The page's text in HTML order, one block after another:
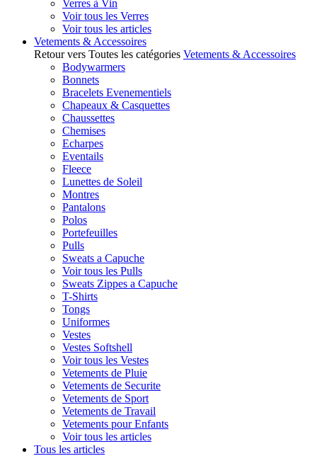
Verres à Vin
Voir tous les Verres
Voir tous les articles
Vetements & Accessoires
Retour vers Toutes les catégories Vetements & Accessoires
Bodywarmers
Bonnets
Bracelets Evenementiels
Chapeaux & Casquettes
Chaussettes
Chemises
Echarpes
Eventails
Fleece
Lunettes de Soleil
Montres
Pantalons
Polos
Portefeuilles
Pulls
Sweats a Capuche
Voir tous les Pulls
Sweats Zippes a Capuche
T-Shirts
Tongs
Uniformes
Vestes
Vestes Softshell
Voir tous les Vestes
Vetements de Pluie
Vetements de Securite
Vetements de Sport
Vetements de Travail
Vetements pour Enfants
Voir tous les articles
Tous les articles